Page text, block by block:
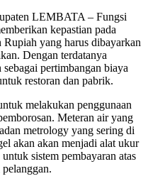
LEMBATA – Fungsi
kepastian pada
yang harus dibayarkan
Dengan terdatanya
pertimbangan biaya
restoran dan pabrik.
melakukan penggunaan
Meteran air yang
metrology yang sering di
akan akan menjadi alat ukur
sistem pembayaran atas